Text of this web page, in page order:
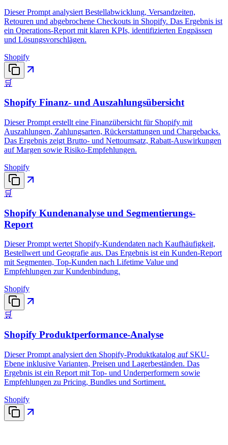
Dieser Prompt analysiert Bestellabwicklung, Versandzeiten,
Retouren und abgebrochene Checkouts in Shopify. Das Ergebnis ist
ein Operations-Report mit klaren KPIs, identifizierten Engpässen
und Lösungsvorschlägen.
Shopify
🛒
Shopify Finanz- und Auszahlungsübersicht
Dieser Prompt erstellt eine Finanzübersicht für Shopify mit
Auszahlungen, Zahlungsarten, Rückerstattungen und Chargebacks.
Das Ergebnis zeigt Brutto- und Nettoumsatz, Rabatt-Auswirkungen
auf Margen sowie Risiko-Empfehlungen.
Shopify
🛒
Shopify Kundenanalyse und Segmentierungs-
Report
Dieser Prompt wertet Shopify-Kundendaten nach Kaufhäufigkeit,
Bestellwert und Geografie aus. Das Ergebnis ist ein Kunden-Report
mit Segmenten, Top-Kunden nach Lifetime Value und
Empfehlungen zur Kundenbindung.
Shopify
🛒
Shopify Produktperformance-Analyse
Dieser Prompt analysiert den Shopify-Produktkatalog auf SKU-
Ebene inklusive Varianten, Preisen und Lagerbeständen. Das
Ergebnis ist ein Report mit Top- und Underperformern sowie
Empfehlungen zu Pricing, Bundles und Sortiment.
Shopify